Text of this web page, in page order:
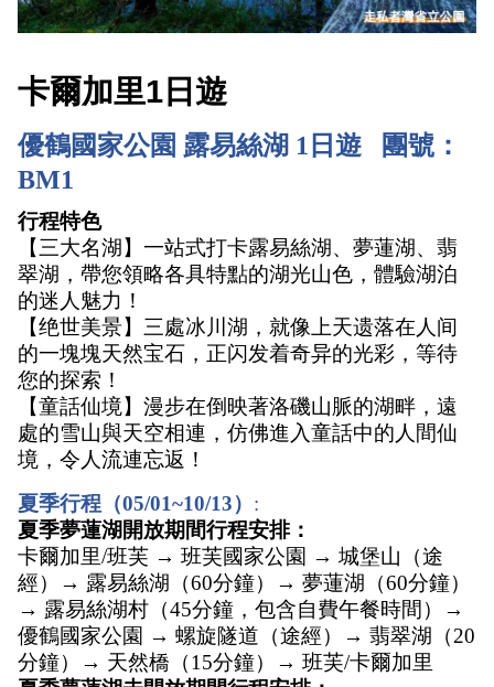
卡爾加里1 日遊
優鶴國家公園 露易絲湖 1日遊   團號：
BM1
行程特色
【三大名湖】一站式打卡露易絲湖、夢蓮湖、翡
翠湖，帶您領略各具特點的湖光山色，體驗湖泊
的迷人魅力！
【绝世美景】三處冰川湖，就像上天遗落在人间
的一塊塊天然宝石，正闪发着奇异的光彩，等待
您的探索！
【童話仙境】漫步在倒映著洛磯山脈的湖畔，遠
處的雪山與天空相連，仿佛進入童話中的人間仙
境，令人流連忘返！
夏季行程（05/01~10/13） :
夏季夢蓮湖開放期間行程安排：
卡爾加里/班芙 → 班芙國家公園 → 城堡山（途
經）→ 露易絲湖（60分鐘）→ 夢蓮湖（60分鐘）
→ 露易絲湖村（45分鐘，包含自費午餐時間）→
優鶴國家公園 → 螺旋隧道（途經）→ 翡翠湖（20
分鐘）→ 天然橋（15分鐘）→ 班芙/卡爾加里